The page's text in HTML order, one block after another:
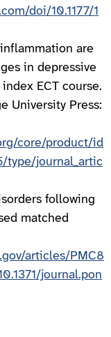
doi/10.1177/1
are
in depressive
ECT course.
University Press:
core/product/id
journal_artic
following
matched
articles/PMC8
journal.pon